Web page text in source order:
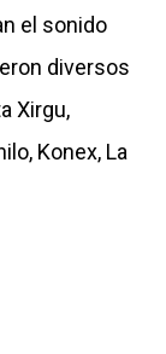
el sonido
diversos
Xirgu,
Konex, La